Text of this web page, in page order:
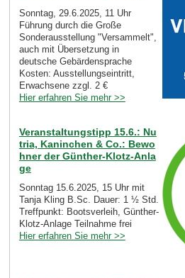
Sonntag, 29.6.2025, 11 Uhr
Führung durch die Große
Sonderausstellung "Versammelt",
auch mit Übersetzung in
deutsche Gebärdensprache
Kosten: Ausstellungseintritt,
Erwachsene zzgl. 2 €
Hier erfahren Sie mehr >>
Veranstaltungstipp 15.6.: Nu
tria, Kaninchen & Co.: Bewo
hner der Günther-Klotz-Anla
ge
Sonntag 15.6.2025, 15 Uhr mit
Tanja Kling B.Sc. Dauer: 1 ½ Std.
Treffpunkt: Bootsverleih, Günther-
Klotz-Anlage Teilnahme frei
Hier erfahren Sie mehr >>